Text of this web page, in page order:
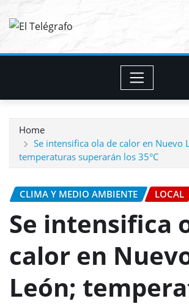
Home
Se intensifica ola de calor en Nuevo
temperaturas superarán los 35°C
CLIMA Y MEDIO AMBIENTE LOCAL
Se intensifica
calor en
León;